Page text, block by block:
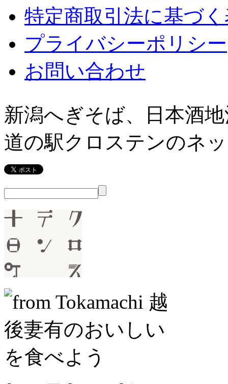
特定商取引法に基づ
プライバシーポリシー
お問い合わせ
新潟へぎそば、日本酒
道の駅クロステンのネ